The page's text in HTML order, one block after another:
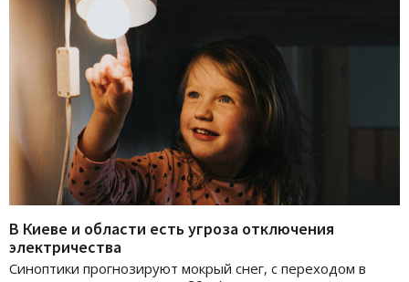
В Киеве и области есть угроза отключения
электричества
Синоптики прогнозируют мокрый снег, с переходом в